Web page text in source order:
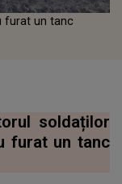
furat un tanc
soldaților
furat un tanc